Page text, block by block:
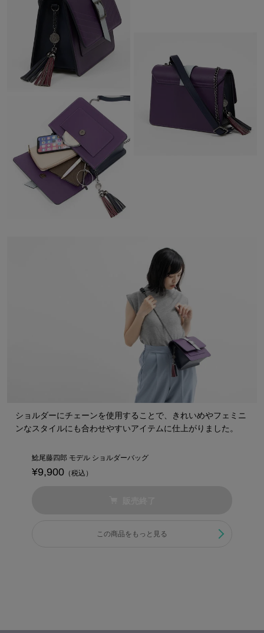
ショルダーにチェーンを使用することで、きれいめやフェミニ
ンなスタイルにも合わせやすいアイテムに仕上がりました。
鯰尾藤四郎 モデル ショルダーバッグ
¥9,900 （税込）
この商品をもっと見る